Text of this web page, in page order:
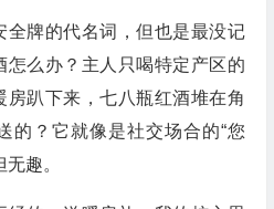
全牌的代名词，但也是最没记
么办？主人只喝特定产区的
趴下来，七八瓶红酒堆在角
的？它就像是社交场合的“您
趣。